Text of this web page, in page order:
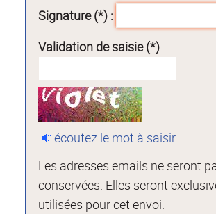
Signature (*) :
Validation de saisie (*)
écoutez le mot à saisir
Les adresses emails ne seront
conservées. Elles seront
utilisées pour cet envoi.